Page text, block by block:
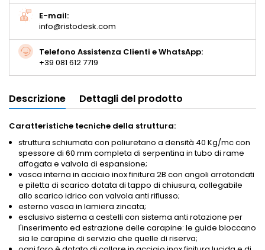
E-mail:
info@ristodesk.com
Telefono Assistenza Clienti e WhatsApp:
+39 081 612 7719
Descrizione Dettagli del prodotto
Caratteristiche tecniche della struttura:
struttura schiumata con poliuretano a densità 40 Kg/mc con
spessore di 60 mm completa di serpentina in tubo di rame
affogata e valvola di espansione;
vasca interna in acciaio inox finitura 2B con angoli arrotondati
e piletta di scarico dotata di tappo di chiusura, collegabile
allo scarico idrico con valvola anti riflusso;
esterno vasca in lamiera zincata;
esclusivo sistema a cestelli con sistema anti rotazione per
l'inserimento ed estrazione delle carapine: le guide bloccano
sia le carapine di servizio che quelle di riserva;